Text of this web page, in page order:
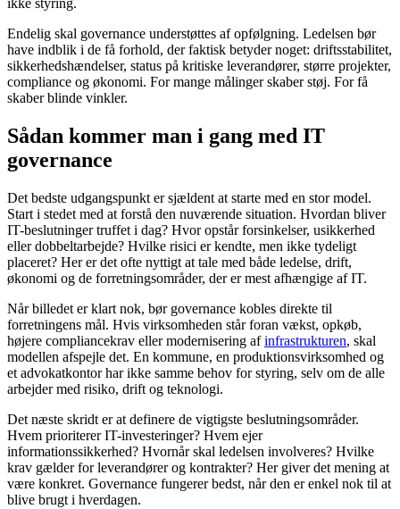
ikke styring.
Endelig skal governance understøttes af opfølgning. Ledelsen bør
have indblik i de få forhold, der faktisk betyder noget: driftsstabilitet,
sikkerhedshændelser, status på kritiske leverandører, større projekter,
compliance og økonomi. For mange målinger skaber støj. For få
skaber blinde vinkler.
Sådan kommer man i gang med IT
governance
Det bedste udgangspunkt er sjældent at starte med en stor model.
Start i stedet med at forstå den nuværende situation. Hvordan bliver
IT-beslutninger truffet i dag? Hvor opstår forsinkelser, usikkerhed
eller dobbeltarbejde? Hvilke risici er kendte, men ikke tydeligt
placeret? Her er det ofte nyttigt at tale med både ledelse, drift,
økonomi og de forretningsområder, der er mest afhængige af IT.
Når billedet er klart nok, bør governance kobles direkte til
forretningens mål. Hvis virksomheden står foran vækst, opkøb,
højere compliancekrav eller modernisering afinfrastrukturen, skal
modellen afspejle det. En kommune, en produktionsvirksomhed og
et advokatkontor har ikke samme behov for styring, selv om de alle
arbejder med risiko, drift og teknologi.
Det næste skridt er at definere de vigtigste beslutningsområder.
Hvem prioriterer IT-investeringer? Hvem ejer
informationssikkerhed? Hvornår skal ledelsen involveres? Hvilke
krav gælder for leverandører og kontrakter? Her giver det mening at
være konkret. Governance fungerer bedst, når den er enkel nok til at
blive brugt i hverdagen.